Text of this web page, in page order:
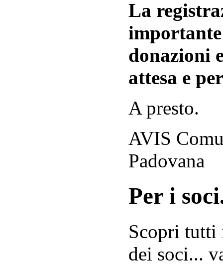
La
donazioni
attesa e
A presto.
AVIS
Padovana
Per i
Scopri tutti
dei soci...